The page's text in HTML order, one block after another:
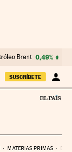
Brent 0,49%
SUSCRÍBETE
MATERIAS PRIMAS